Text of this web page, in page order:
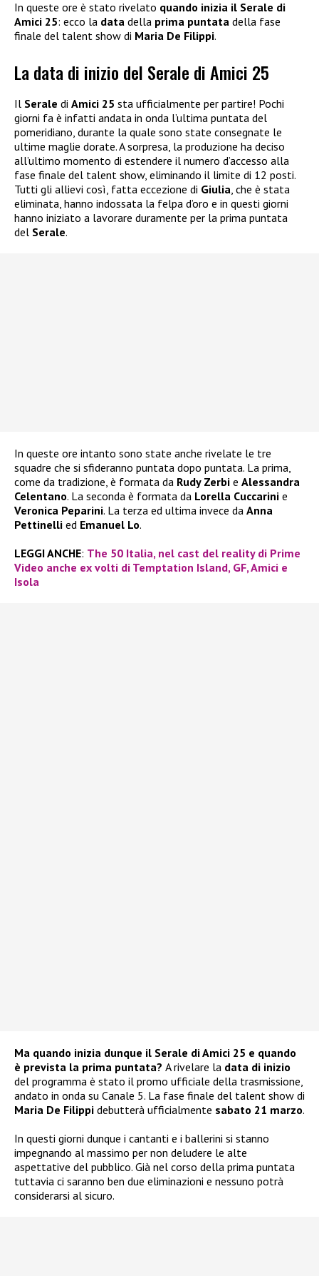
In queste ore è stato rivelato quando inizia il Serale di
Amici 25: ecco la data della prima puntata della fase
finale del talent show di Maria De Filippi.
La data di inizio del Serale di Amici 25
Il Serale di Amici 25 sta ufficialmente per partire! Pochi
giorni fa è infatti andata in onda l’ultima puntata del
pomeridiano, durante la quale sono state consegnate le
ultime maglie dorate. A sorpresa, la produzione ha deciso
all’ultimo momento di estendere il numero d’accesso alla
fase finale del talent show, eliminando il limite di 12 posti.
Tutti gli allievi così, fatta eccezione di Giulia , che è stata
eliminata, hanno indossata la felpa d’oro e in questi giorni
hanno iniziato a lavorare duramente per la prima puntata
del Serale.
In queste ore intanto sono state anche rivelate le tre
squadre che si sfideranno puntata dopo puntata. La prima,
come da tradizione, è formata da Rudy Zerbi e Alessandra
Celentano. La seconda è formata da Lorella Cuccarini e
Veronica Peparini. La terza ed ultima invece da Anna
Pettinelli ed Emanuel Lo.
LEGGI ANCHE: The 50 Italia, nel cast del reality di Prime
Video anche ex volti di Temptation Island, GF, Amici e
Isola
Ma quando inizia dunque il Serale di Amici 25 e quando
è prevista la prima puntata? A rivelare la data di inizio
del programma è stato il promo ufficiale della trasmissione,
andato in onda su Canale 5. La fase finale del talent show di
Maria De Filippi debutterà ufficialmente sabato 21 marzo.
In questi giorni dunque i cantanti e i ballerini si stanno
impegnando al massimo per non deludere le alte
aspettative del pubblico. Già nel corso della prima puntata
tuttavia ci saranno ben due eliminazioni e nessuno potrà
considerarsi al sicuro.